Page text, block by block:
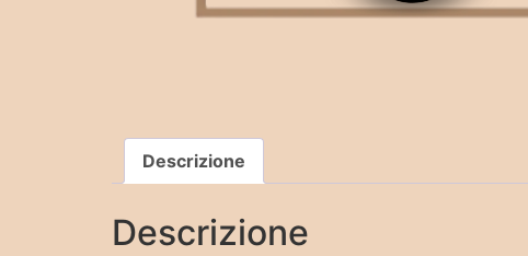
Descrizione
Descrizione